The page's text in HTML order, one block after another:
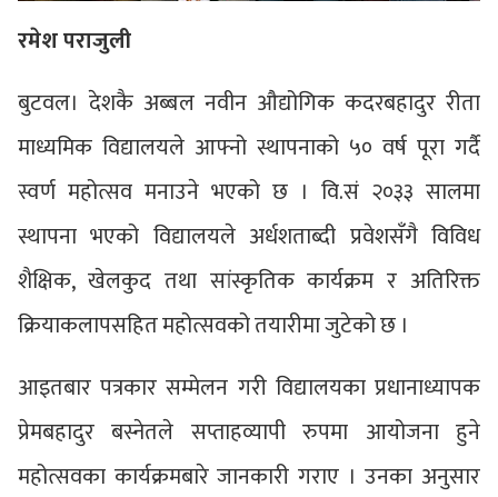
रमेश पराजुली
बुटवल। देशकै अब्बल नवीन औद्योगिक कदरबहादुर रीता
माध्यमिक विद्यालयले आफ्नो स्थापनाको ५० वर्ष पूरा गर्दै
स्वर्ण महोत्सव मनाउने भएको छ । वि.सं २०३३ सालमा
स्थापना भएको विद्यालयले अर्धशताब्दी प्रवेशसँगै विविध
शैक्षिक, खेलकुद तथा सांस्कृतिक कार्यक्रम र अतिरिक्त
क्रियाकलापसहित महोत्सवको तयारीमा जुटेको छ ।
आइतबार पत्रकार सम्मेलन गरी विद्यालयका प्रधानाध्यापक
प्रेमबहादुर बस्नेतले सप्ताहव्यापी रुपमा आयोजना हुने
महोत्सवका कार्यक्रमबारे जानकारी गराए । उनका अनुसार